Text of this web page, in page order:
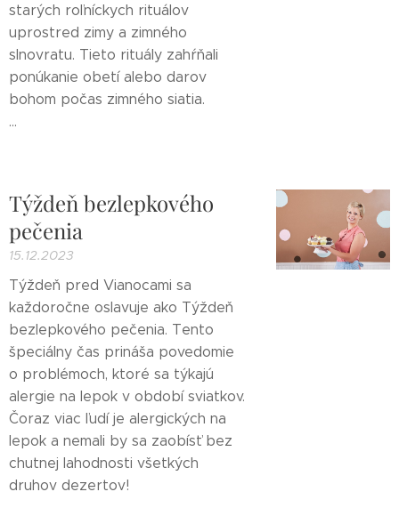
starých roľníckych rituálov
uprostred zimy a zimného
slnovratu. Tieto rituály zahŕňali
ponúkanie obetí alebo darov
bohom počas zimného siatia.
...
Týždeň bezlepkového
pečenia
15.12.2023
Týždeň pred Vianocami sa
každoročne oslavuje ako Týždeň
bezlepkového pečenia. Tento
špeciálny čas prináša povedomie
o problémoch, ktoré sa týkajú
alergie na lepok v období sviatkov.
Čoraz viac ľudí je alergických na
lepok a nemali by sa zaobísť bez
chutnej lahodnosti všetkých
druhov dezertov!